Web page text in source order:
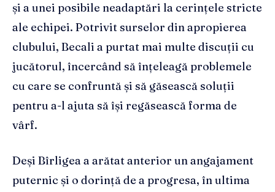
și a unei posibile neadaptări la cerințele stricte
ale echipei. Potrivit surselor din apropierea
clubului, Becali a purtat mai multe discuții cu
jucătorul, încercând să înțeleagă problemele
cu care se confruntă și să găsească soluții
pentru a-l ajuta să își regăsească forma de
vârf.
Deși Bîrligea a arătat anterior un angajament
puternic și o dorință de a progresa, în ultima